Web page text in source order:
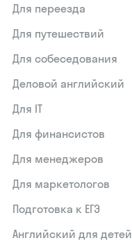
Для переезда
Для путешествий
Для собеседования
Деловой английский
Для IT
Для финансистов
Для менеджеров
Для маркетологов
Подготовка к ЕГЭ
Английский для детей